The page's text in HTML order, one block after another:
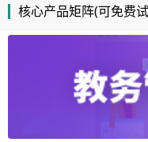
核心产品矩阵(可免费